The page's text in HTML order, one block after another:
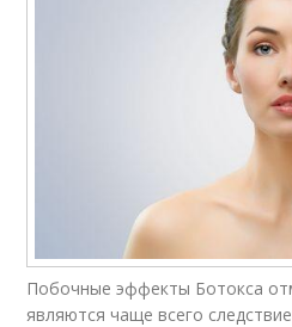
Побочные эффекты Ботокса
являются чаще всего